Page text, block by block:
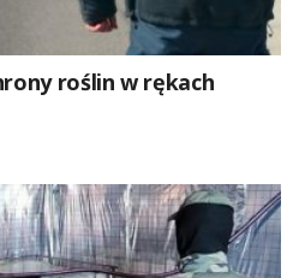
roślin w rękach